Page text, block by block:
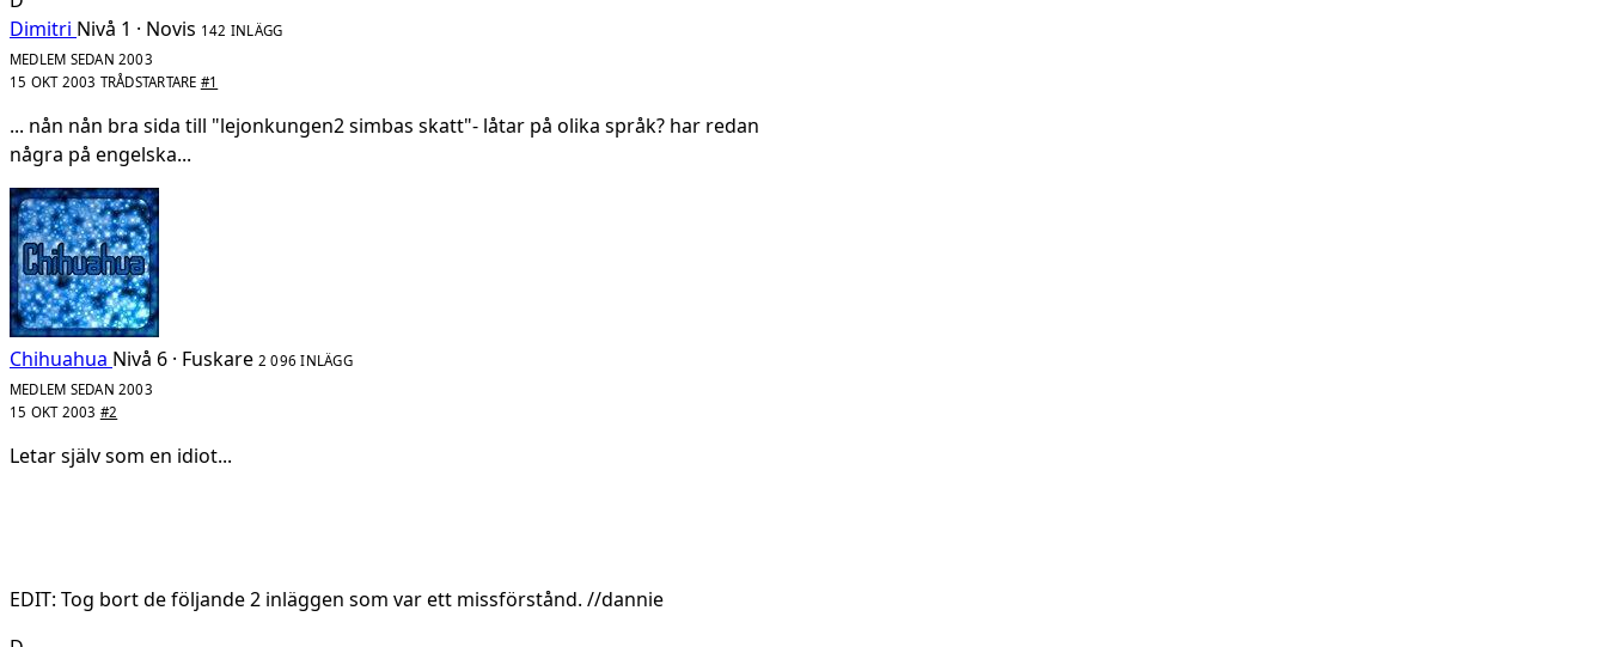
Dimitri Nivå 1 · Novis 142 INLÄGG
MEDLEM SEDAN 2003
15 OKT 2003 TRÅDSTARTARE #1
... nån nån bra sida till "lejonkungen2 simbas skatt"- låtar på olika språk? har redan
några på engelska...
Chihuahua Nivå 6 · Fuskare 2 096 INLÄGG
MEDLEM SEDAN 2003
15 OKT 2003 #2
Letar själv som en idiot...
EDIT: Tog bort de följande 2 inläggen som var ett missförstånd. //dannie